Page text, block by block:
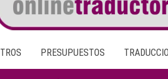
PRESUPUESTOS